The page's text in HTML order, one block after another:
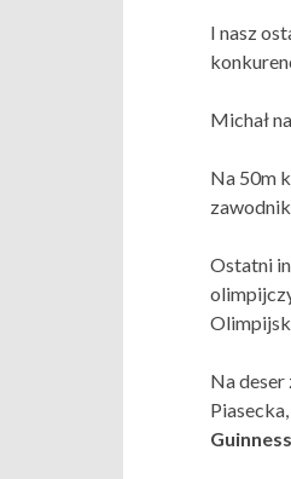
I nasz
Michał
Na 50m
Ostatni
Na